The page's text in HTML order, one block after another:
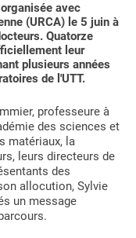
avec
(URCA) le 5 juin à
Quatorze
leur
plusieurs années
de l'UTT.
professeure à
des sciences et
matériaux, la
leurs directeurs de
des
allocution, Sylvie
un message